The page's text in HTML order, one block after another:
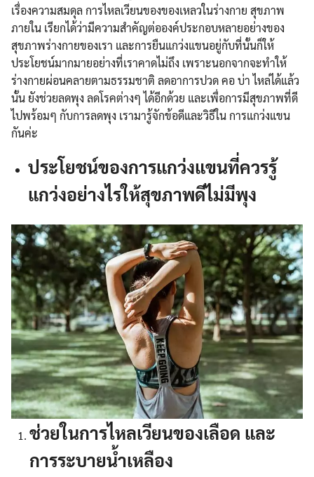
เรื่องความสมดุล การไหลเวียนของของเหลวในร่างกาย สุขภาพ
ภายใน เรียกได้ว่ามีความสำคัญต่อองค์ประกอบหลายอย่างของ
สุขภาพร่างกายของเรา และการยืนแกว่งแขนอยู่กับที่นั้นก็ให้
ประโยชน์มากมายอย่างที่เราคาดไม่ถึง เพราะนอกจากจะทำให้
ร่างกายผ่อนคลายตามธรรมชาติ ลดอาการปวด คอ บ่า ไหล่ได้แล้ว
นั้น ยังช่วยลดพุง ลดโรคต่างๆ ได้อีกด้วย และเพื่อการมีสุขภาพที่ดี
ไปพร้อมๆ กับการลดพุง เรามารู้จักข้อดีและวิธีใน การแกว่งแขน
กันค่ะ
ประโยชน์ของการแกว่งแขนที่ควรรู้
แกว่งอย่างไรให้สุขภาพดีไม่มีพุง
ช่วยในการไหลเวียนของเลือด และ
การระบายน้ำเหลือง